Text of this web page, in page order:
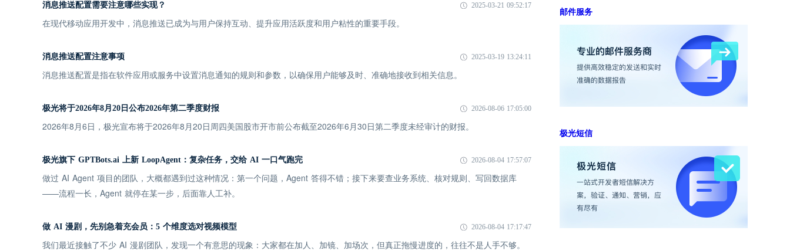
消息推送配置需要注意哪些实现？ 2025-03-21 09:52:17
在现代移动应用开发中，消息推送已成为与用户保持互动、提升应用活跃度和用户粘性的重要手段。
消息推送配置注意事项 2025-03-19 13:24:11
消息推送配置是指在软件应用或服务中设置消息通知的规则和参数，以确保用户能够及时、准确地接收到相关信息。
极光将于2026年8月20日公布2026年第二季度财报 2026-08-06 17:05:00
2026年8月6日，极光宣布将于2026年8月20日周四美国股市开市前公布截至2026年6月30日第二季度未经审计的财报。
极光旗下 GPTBots.ai 上新 LoopAgent：复杂任务，交给 AI 一口气跑完 2026-08-04 17:57:07
做过 AI Agent 项目的团队，大概都遇到过这种情况：第一个问题，Agent 答得不错；接下来要查业务系统、核对规则、写回数据库
——流程一长，Agent 就停在某一步，后面靠人工补。
做 AI 漫剧，先别急着充会员：5 个维度选对视频模型 2026-08-04 17:17:47
我们最近接触了不少 AI 漫剧团队，发现一个有意思的现象：大家都在加人、加镜、加场次，但真正拖慢进度的，往往不是人手不够。
邮件服务
极光短信